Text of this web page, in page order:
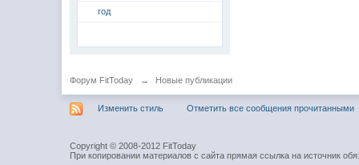
год
Форум FitToday → Новые публикации
Изменить стиль Отметить все сообщения прочитанными
Copyright © 2008-2012 FitToday
При копировании материалов с сайта прямая ссылка на источник